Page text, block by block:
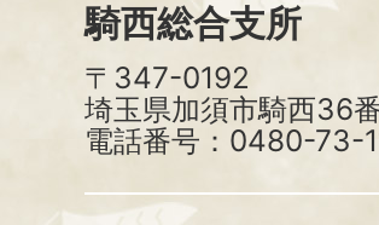
騎西総合支所
〒347-0192
埼玉県加須市騎西36
電話番号：0480-73-